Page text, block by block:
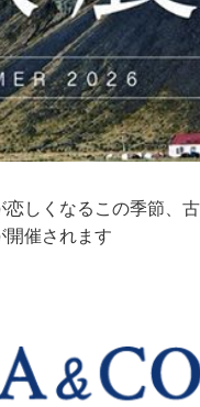
しくなるこの季節、
開催されます